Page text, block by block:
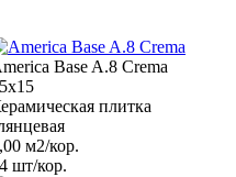
Base A.8 Crema
плитка
м2/кор.
шт/кор.